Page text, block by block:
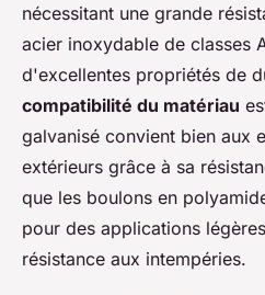
nécessitant une grande
acier inoxydable de classes
d'excellentes propriétés de
compatibilité du matériau
galvanisé convient bien aux
extérieurs grâce à sa
que les boulons en
pour des applications
résistance aux intempéries.